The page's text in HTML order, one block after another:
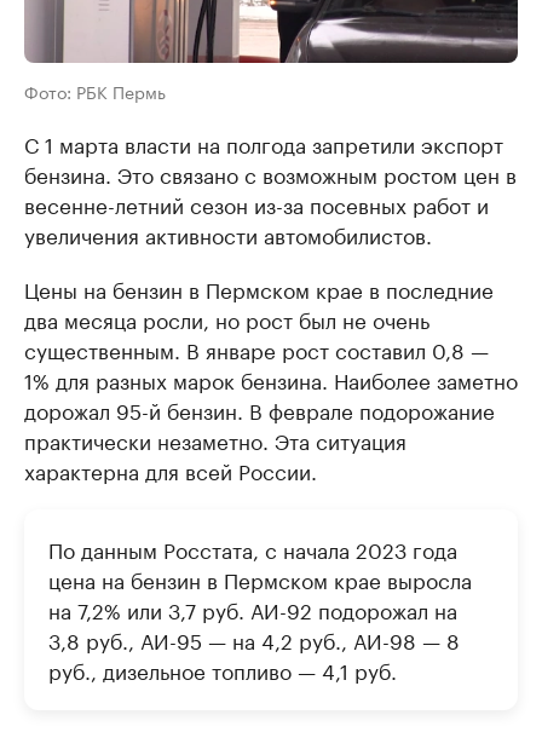
Фото: РБК Пермь
С 1 марта власти на полгода запретили экспорт
бензина. Это связано с возможным ростом цен в
весенне-летний сезон из-за посевных работ и
увеличения активности автомобилистов.
Цены на бензин в Пермском крае в последние
два месяца росли, но рост был не очень
существенным. В январе рост составил 0,8 —
1% для разных марок бензина. Наиболее заметно
дорожал 95-й бензин. В феврале подорожание
практически незаметно. Эта ситуация
характерна для всей России.
По данным Росстата, с начала 2023 года
цена на бензин в Пермском крае выросла
на 7,2% или 3,7 руб. АИ-92 подорожал на
3,8 руб., АИ-95 — на 4,2 руб., АИ-98 — 8
руб., дизельное топливо — 4,1 руб.